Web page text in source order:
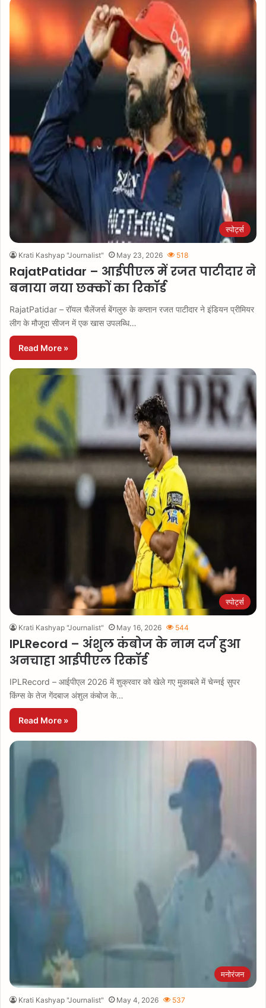
स्पोर्ट्स
Krati Kashyap "Journalist" May 23, 2026 518
RajatPatidar – आईपीएल में रजत पाटीदार ने
बनाया नया छक्कों का रिकॉर्ड
RajatPatidar – रॉयल चैलेंजर्स बेंगलुरु के कप्तान रजत पाटीदार ने इंडियन प्रीमियर
लीग के मौजूदा सीजन में एक खास उपलब्धि…
Read More »
स्पोर्ट्स
Krati Kashyap "Journalist" May 16, 2026 544
IPLRecord – अंशुल कंबोज के नाम दर्ज हुआ
अनचाहा आईपीएल रिकॉर्ड
IPLRecord – आईपीएल 2026 में शुक्रवार को खेले गए मुकाबले में चेन्नई सुपर
किंग्स के तेज गेंदबाज अंशुल कंबोज के…
Read More »
मनोरंजन
Krati Kashyap "Journalist" May 4, 2026 537